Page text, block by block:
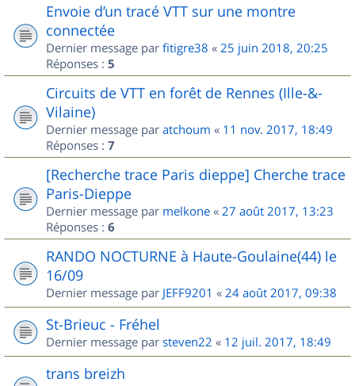
Envoie d’un tracé VTT sur une montre
connectée
Dernier message par fitigre38 « 25 juin 2018, 20:25
Réponses : 5
Circuits de VTT en forêt de Rennes (Ille-&-
Vilaine)
Dernier message par atchoum « 11 nov. 2017, 18:49
Réponses : 7
[Recherche trace Paris dieppe] Cherche trace
Paris-Dieppe
Dernier message par melkone « 27 août 2017, 13:23
Réponses : 6
RANDO NOCTURNE à Haute-Goulaine(44) le
16/09
Dernier message par JEFF9201 « 24 août 2017, 09:38
St-Brieuc - Fréhel
Dernier message par steven22 « 12 juil. 2017, 18:49
trans breizh